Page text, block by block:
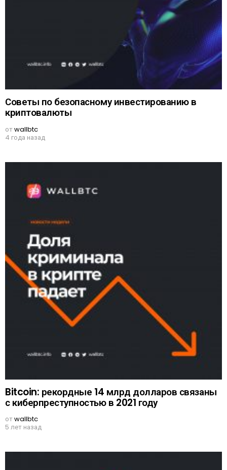
Советы по безопасному инвестированию в
криптовалюты
отwallbtc
4 года назад
Bitcoin: рекордные 14 млрд долларов связаны
с киберпреступностью в 2021 году
отwallbtc
5 лет назад